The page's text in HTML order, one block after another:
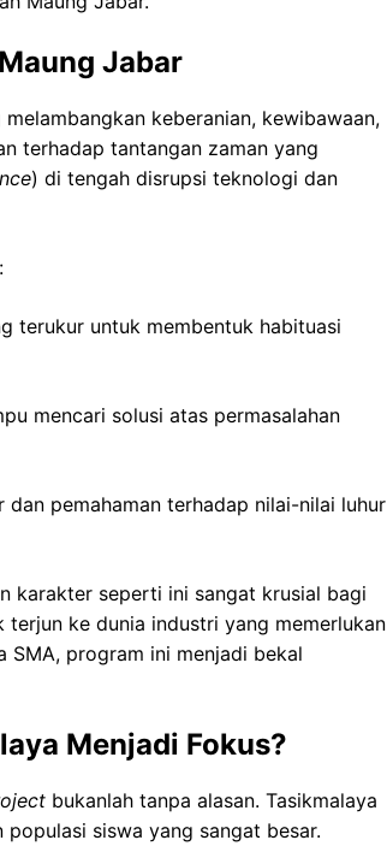
Jabar
keberanian, kewibawaan,
terhadap tantangan zaman yang
) di tengah disrupsi teknologi dan
terukur untuk membentuk habituasi
mencari solusi atas permasalahan
pemahaman terhadap nilai-nilai luhur
karakter seperti ini sangat krusial bagi
terjun ke dunia industri yang memerlukan
program ini menjadi bekal
Menjadi Fokus?
bukanlah tanpa alasan. Tasikmalaya
siswa yang sangat besar.